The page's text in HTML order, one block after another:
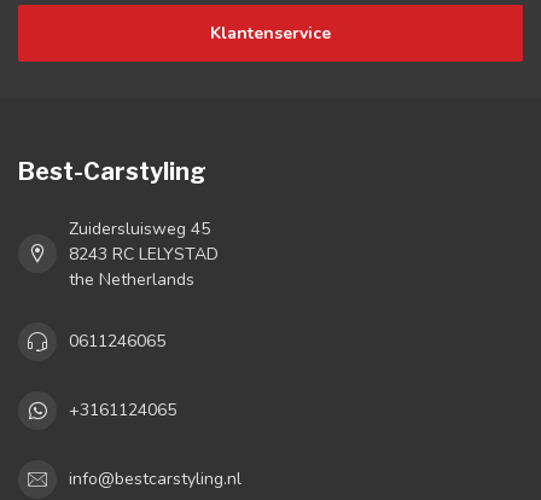
Klantenservice
Best-Carstyling
Zuidersluisweg 45
8243 RC LELYSTAD
the Netherlands
0611246065
+3161124065
info@bestcarstyling.nl